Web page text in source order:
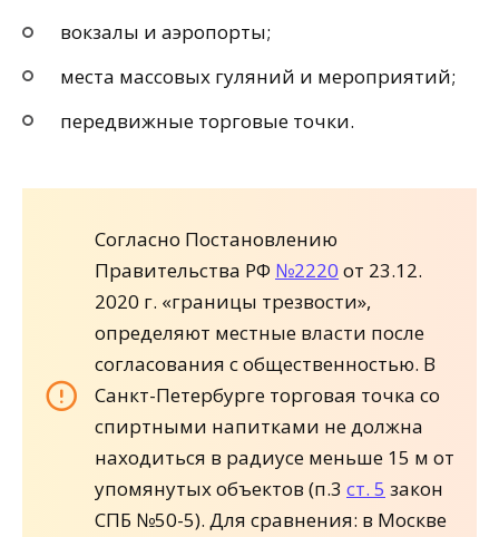
вокзалы и аэропорты;
места массовых гуляний и мероприятий;
передвижные торговые точки.
Согласно Постановлению
Правительства РФ №2220 от 23.12.
2020 г. «границы трезвости»,
определяют местные власти после
согласования с общественностью. В
Санкт-Петербурге торговая точка со
спиртными напитками не должна
находиться в радиусе меньше 15 м от
упомянутых объектов (п.3 ст. 5 закон
СПБ №50-5). Для сравнения: в Москве